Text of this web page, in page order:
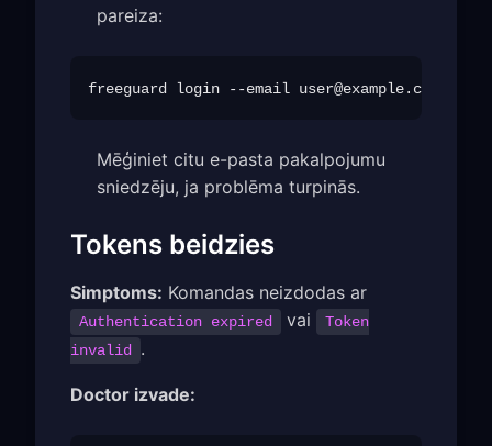
pareiza:
freeguard login --email user@example.com
Mēģiniet citu e-pasta pakalpojumu
sniedzēju, ja problēma turpinās.
Tokens beidzies
Simptoms: Komandas neizdodas ar
Authentication expired vai
Token
invalid .
Doctor izvade: